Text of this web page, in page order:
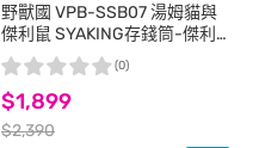
野獸國 VPB-SSB07 湯姆貓與
傑利鼠 SYAKING存錢筒-傑利
鼠款
$1,899
$2,390
(0)